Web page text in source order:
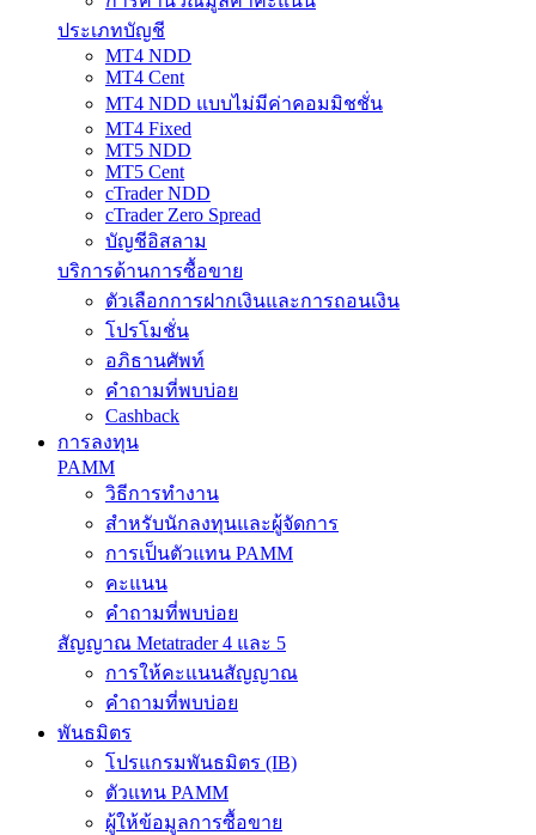
ประเภทบัญชี
MT4 NDD
MT4 Cent
MT4 NDD แบบไม่มีค่าคอมมิชชั่น
MT4 Fixed
MT5 NDD
MT5 Cent
cTrader NDD
cTrader Zero Spread
บัญชีอิสลาม
บริการด้านการซื้อขาย
ตัวเลือกการฝากเงินและการถอนเงิน
โปรโมชั่น
อภิธานศัพท์
คำถามที่พบบ่อย
Cashback
การลงทุน
PAMM
วิธีการทำงาน
สำหรับนักลงทุนและผู้จัดการ
การเป็นตัวแทน PAMM
คะแนน
คำถามที่พบบ่อย
สัญญาณ Metatrader 4 และ 5
การให้คะแนนสัญญาณ
คำถามที่พบบ่อย
พันธมิตร
โปรแกรมพันธมิตร (IB)
ตัวแทน PAMM
ผู้ให้ข้อมูลการซื้อขาย